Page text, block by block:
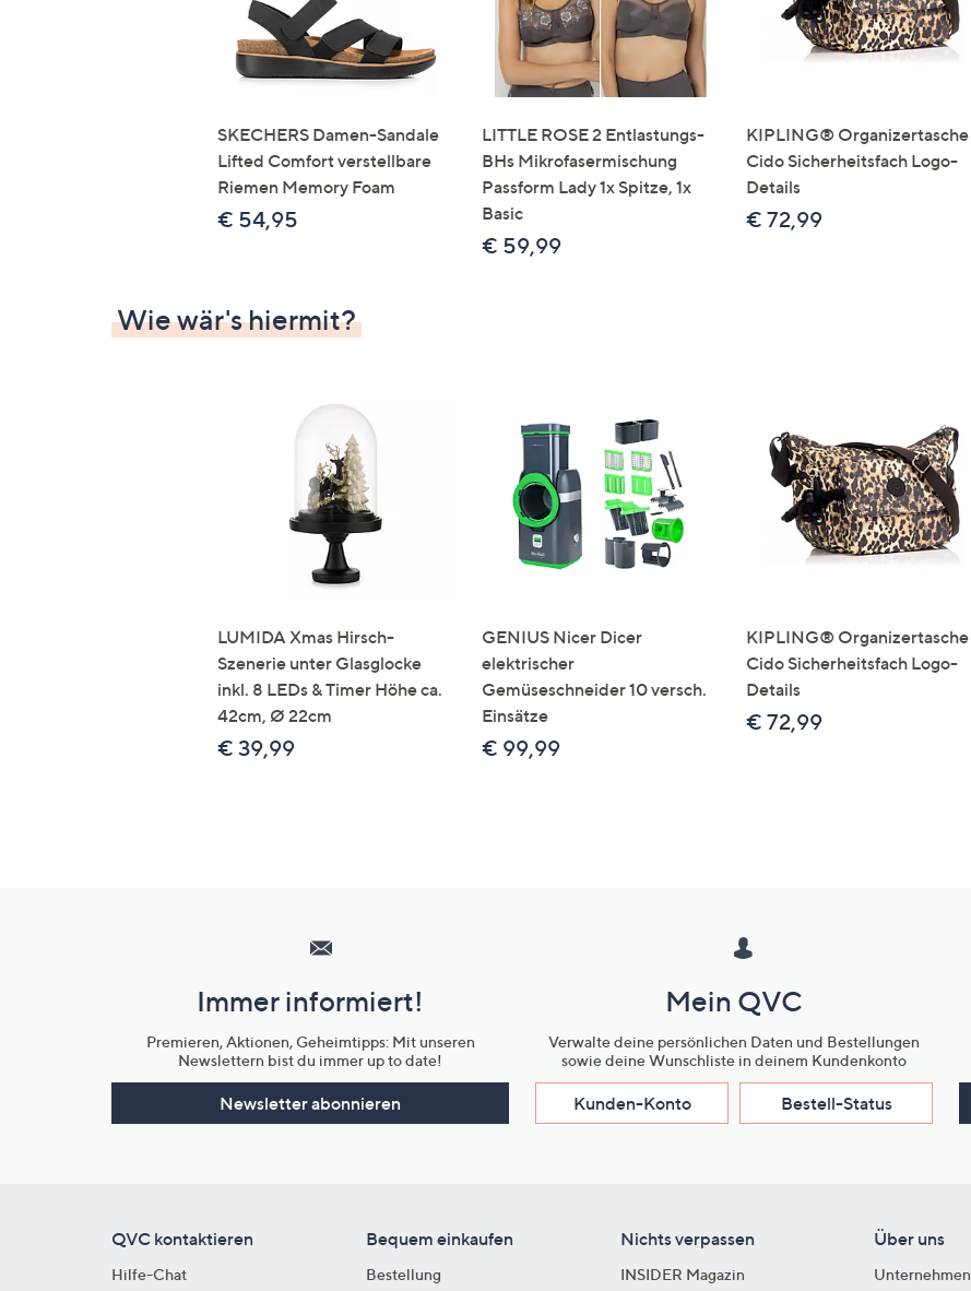
SKECHERS Damen-Sandale
Lifted Comfort verstellbare
Riemen Memory Foam
€ 54,95
LITTLE ROSE 2 Entlastungs-
BHs Mikrofasermischung
Passform Lady 1x Spitze, 1x
Basic
€ 59,99
KIPLING® Organizertasche
Cido Sicherheitsfach Logo-
Details
€ 72,99
Wie wär's hiermit?
LUMIDA Xmas Hirsch-
Szenerie unter Glasglocke
inkl. 8 LEDs & Timer Höhe ca.
42cm, Ø 22cm
€ 39,99
GENIUS Nicer Dicer
elektrischer
Gemüseschneider 10 versch.
Einsätze
€ 99,99
KIPLING® Organizertasche
Cido Sicherheitsfach Logo-
Details
€ 72,99
Unternehmensinformationen
Immer informiert!
Premieren, Aktionen, Geheimtipps: Mit unseren
Newslettern bist du immer up to date!
Newsletter abonnieren
Mein QVC
Verwalte deine persönlichen Daten und Bestellungen
sowie deine Wunschliste in deinem Kundenkonto
Kunden-Konto Bestell-Status
QVC kontaktieren
Hilfe-Chat
Bequem einkaufen
Bestellung
Nichts verpassen
INSIDER Magazin
Über uns
Unternehmen